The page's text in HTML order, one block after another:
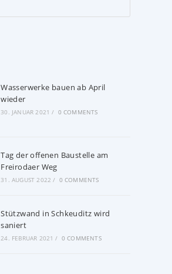
Wasserwerke bauen ab April
wieder
30. JANUAR 2021 / 0 COMMENTS
Tag der offenen Baustelle am
Freirodaer Weg
31. AUGUST 2022 / 0 COMMENTS
Stützwand in Schkeuditz wird
saniert
24. FEBRUAR 2021 / 0 COMMENTS